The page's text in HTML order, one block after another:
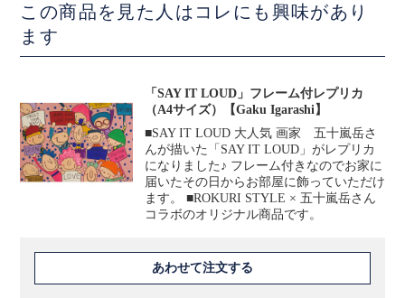
この商品を見た人はコレにも興味があり
ます
「SAY IT LOUD」フレーム付レプリカ
（A4サイズ）【Gaku Igarashi】
■SAY IT LOUD 大人気 画家 五十嵐岳さ
んが描いた「SAY IT LOUD」がレプリカ
になりました♪ フレーム付きなのでお家に
届いたその日からお部屋に飾っていただけ
ます。 ■ROKURI STYLE × 五十嵐岳さん
コラボのオリジナル商品です。
あわせて注文する